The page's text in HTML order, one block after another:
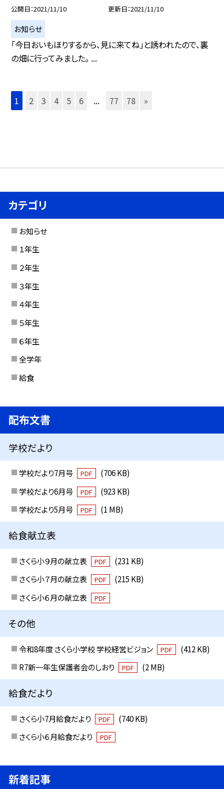
公開日 2021/11/10 更新日 2021/11/10
お知らせ
「今日おいもほりするから、見に来てね」と誘われたので、裏
の畑に行ってみました。 ...
1 2 3 4 5 6 ... 77 78 »
カテゴリ
お知らせ
１年生
２年生
３年生
４年生
５年生
６年生
全学年
給食
配布文書
学校だより
学校だより7月号 PDF
(706 KB)
学校だより6月号
PDF
(923 KB)
学校だより5月号
PDF (1 MB)
給食献立表
さくら小９月の献立表 PDF
(231 KB)
さくら小７月の献立表
PDF
(215 KB)
さくら小６月の献立表
PDF
その他
令和8年度 さくら小学校 学校経営ビジョン PDF
(412 KB)
R7新一年生保護者会のしおり
PDF (2 MB)
給食だより
さくら小7月給食だより PDF
(740 KB)
さくら小６月給食だより
PDF
新着記事